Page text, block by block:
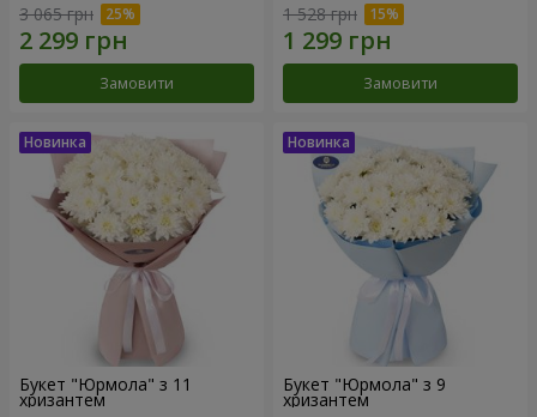
3 065 грн
Замовити
1 528 грн
Замовити
Букет "Юрмола" з 11
хризантем
Букет "Юрмола" з 9
хризантем